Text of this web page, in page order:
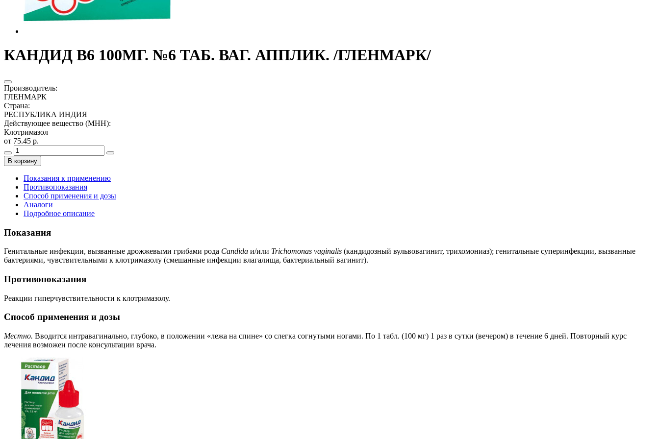
КАНДИД В6 100МГ. №6 ТАБ. ВАГ. АППЛИК. /ГЛЕНМАРК/
Производитель:
ГЛЕНМАРК
Страна:
РЕСПУБЛИКА ИНДИЯ
Действующее вещество (МНН):
Клотримазол
от 75.45 р.
В корзину
Показания к применению
Противопоказания
Способ применения и дозы
Аналоги
Подробное описание
Показания
Генитальные инфекции, вызванные дрожжевыми грибами рода Candida и/или Trichomonas vaginalis (кандидозный вульвовагинит, трихомониаз); генитальные суперинфекции, вызванные
бактериями, чувствительными к клотримазолу (смешанные инфекции влагалища, бактериальный вагинит).
Противопоказания
Реакции гиперчувствительности к клотримазолу.
Способ применения и дозы
Местно. Вводится интравагинально, глубоко, в положении «лежа на спине» со слегка согнутыми ногами. По 1 табл. (100 мг) 1 раз в сутки (вечером) в течение 6 дней. Повторный курс
лечения возможен после консультации врача.